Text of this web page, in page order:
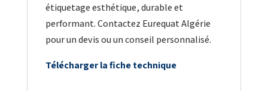
étiquetage esthétique, durable et
performant. Contactez Eurequat Algérie
pour un devis ou un conseil personnalisé.
Télécharger la fiche technique